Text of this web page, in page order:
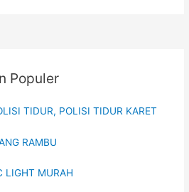
Populer
TIDUR, POLISI TIDUR KARET
RAMBU
LIGHT MURAH